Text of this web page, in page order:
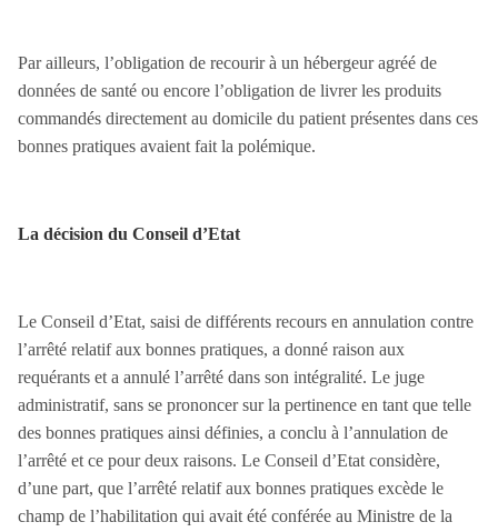
Par ailleurs, l’obligation de recourir à un hébergeur agréé de
données de santé ou encore l’obligation de livrer les produits
commandés directement au domicile du patient présentes dans ces
bonnes pratiques avaient fait la polémique.
La décision du Conseil d’Etat
Le Conseil d’Etat, saisi de différents recours en annulation contre
l’arrêté relatif aux bonnes pratiques, a donné raison aux
requérants et a annulé l’arrêté dans son intégralité. Le juge
administratif, sans se prononcer sur la pertinence en tant que telle
des bonnes pratiques ainsi définies, a conclu à l’annulation de
l’arrêté et ce pour deux raisons. Le Conseil d’Etat considère,
d’une part, que l’arrêté relatif aux bonnes pratiques excède le
champ de l’habilitation qui avait été conférée au Ministre de la